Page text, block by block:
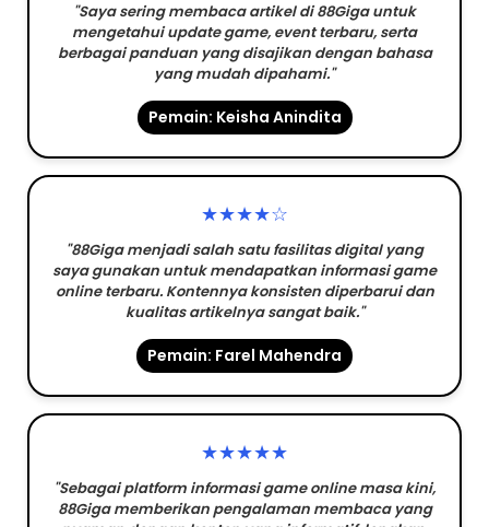
"Saya sering membaca artikel di 88Giga untuk
mengetahui update game, event terbaru, serta
berbagai panduan yang disajikan dengan bahasa
yang mudah dipahami."
Pemain: Keisha Anindita
★★★★☆
"88Giga menjadi salah satu fasilitas digital yang
saya gunakan untuk mendapatkan informasi game
online terbaru. Kontennya konsisten diperbarui dan
kualitas artikelnya sangat baik."
Pemain: Farel Mahendra
★★★★★
"Sebagai platform informasi game online masa kini,
88Giga memberikan pengalaman membaca yang